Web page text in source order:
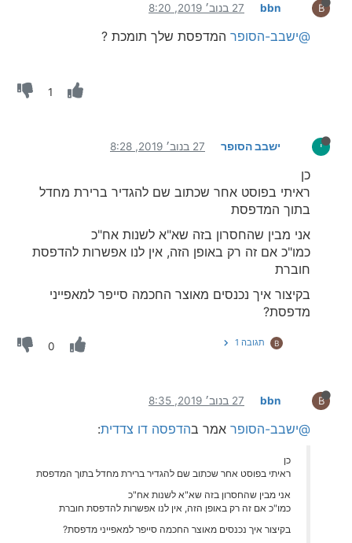
B
bbn 27 בנוב׳ 2019, 8:20
@ישבב-הסופר המדפסת שלך תומכת ?
1
י ישבב הסופר 27 בנוב׳ 2019, 8:28
כן
ראיתי בפוסט אחר שכתוב שם להגדיר ברירת מחדל
בתוך המדפסת
אני מבין שהחסרון בזה שא"א לשנות אח"כ
כמו"כ אם זה רק באופן הזה, אין לנו אפשרות להדפסת
חוברת
בקיצור איך נכנסים מאוצר החכמה סייפר למאפייני
מדפסת?
B תגובה 1 0
B
bbn 27 בנוב׳ 2019, 8:35
@ישבב-הסופר אמר בהדפסה דו צדדית:
כן
ראיתי בפוסט אחר שכתוב שם להגדיר ברירת מחדל בתוך המדפסת
אני מבין שהחסרון בזה שא"א לשנות אח"כ
כמו"כ אם זה רק באופן הזה, אין לנו אפשרות להדפסת חוברת
בקיצור איך נכנסים מאוצר החכמה סייפר למאפייני מדפסת?